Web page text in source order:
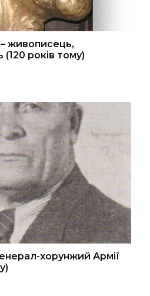
живописець,
років тому)
хорунжий Армії